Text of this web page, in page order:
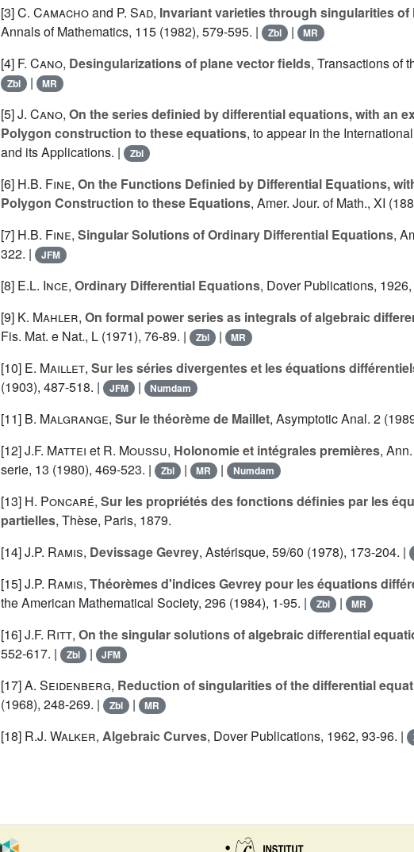
[3]C. Camachoand P. Sad, Invariant varieties through singularities
Annals of Mathematics, 115 (1982), 579-595. |
Zbl | MR
[4] F. Cano, Desingularizations of plane vector fields, Transactions of
Zbl | MR
[5]J. Cano, On the series definied by differential equations, with an
Polygon construction to these equations, to appear in the
and its Applications. |
Zbl
[6] H.B. Fine, On the Functions Definied by Differential Equations,
Polygon Construction to these Equations, Amer. Jour. of Math., XI
[7] H.B. Fine, Singular Solutions of Ordinary Differential Equations,
322. |
JFM
[8] E.L. Ince, Ordinary Differential Equations, Dover Publications,
[9] K. Mahler, On formal power series as integrals of algebraic
Fis. Mat. e Nat., L (1971), 76-89. |
Zbl | MR
[10] E. Maillet, Sur les séries divergentes et les équations
(1903), 487-518. |
JFM | Numdam
[11] B. Malgrange, Sur le théorème de Maillet, Asymptotic Anal. 2
[12]J.F. Mattei et R. Moussu, Holonomie et intégrales premières,
serie, 13 (1980), 469-523. |
Zbl | MR | Numdam
[13] H. Poncaré, Sur les propriétés des fonctions définies par les
partielles, Thèse, Paris, 1879.
[14]J.P. Ramis, Devissage Gevrey, Astérisque, 59/60 (1978), 173-204. |
[15]J.P. Ramis, Théorèmes d'indices Gevrey pour les équations
the American Mathematical Society, 296 (1984), 1-95. |
Zbl | MR
[16]J.F. Ritt, On the singular solutions of algebraic differential
552-617. |
Zbl | JFM
[17]A. Seidenberg, Reduction of singularities of the differential
(1968), 248-269. |
Zbl | MR
[18] R.J. Walker, Algebraic Curves, Dover Publications, 1962, 93-96. |